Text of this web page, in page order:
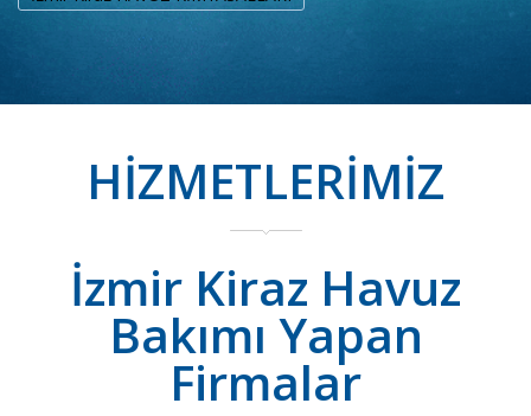
HİZMETLERİMİZ
İzmir Kiraz Havuz
Bakımı Yapan
Firmalar